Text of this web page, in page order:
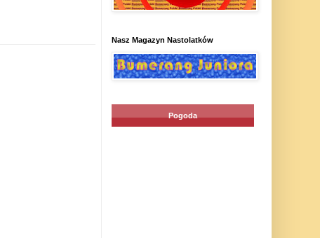
Nasz Magazyn Nastolatków
Pogoda